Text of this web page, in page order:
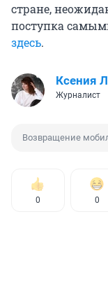
стране,
поступка
здесь.
Ксения
Журналист
Возвращение
0 0